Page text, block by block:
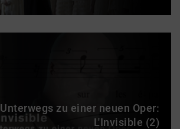
Unterwegs zu einer neuen Oper:
L'Invisible (2)